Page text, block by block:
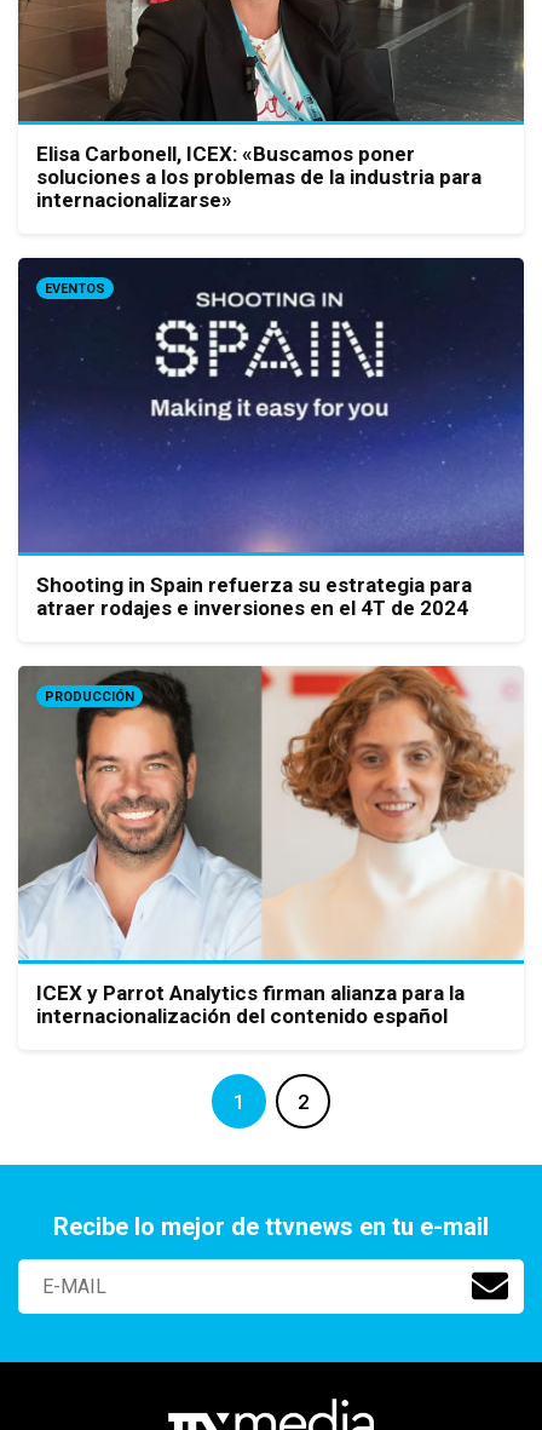
Elisa Carbonell, ICEX: «Buscamos poner
soluciones a los problemas de la industria para
internacionalizarse»
EVENTOS
Shooting in Spain refuerza su estrategia para
atraer rodajes e inversiones en el 4T de 2024
PRODUCCIÓN
ICEX y Parrot Analytics firman alianza para la
internacionalización del contenido español
1 2
Recibe lo mejor de ttvnews en tu e-mail